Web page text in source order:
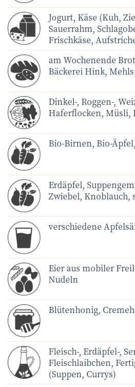
Jogurt, Käse (Kuh,
Sauerrahm,
Frischkäse,
am Wochenende
Bäckerei Hink,
Dinkel-, Roggen-,
Haferflocken, Müsli,
Bio-Birnen, Bio-
Erdäpfel,
Zwiebel, Knoblauch,
verschiedene
Eier aus mobiler
Nudeln
Blütenhonig,
Fleisch-, Erdäpfel-,
Fleischlaibchen,
(Suppen, Currys)